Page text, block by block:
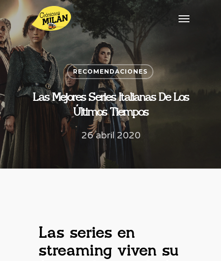
RECOMENDACIONES
Las Mejores Series Italianas De Los
Últimos Tiempos
26 abril 2020
Las series en
streaming viven su